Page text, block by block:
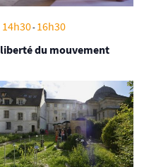
du mouvement
- 16h30